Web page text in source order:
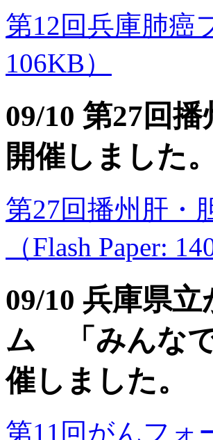
第12回兵庫肺癌
106KB）
09/10 第27回
開催しました。
第27回播州肝・
（Flash Paper:
09/10 兵庫県
ム 「みんな
催しました。
第11回がんフォ